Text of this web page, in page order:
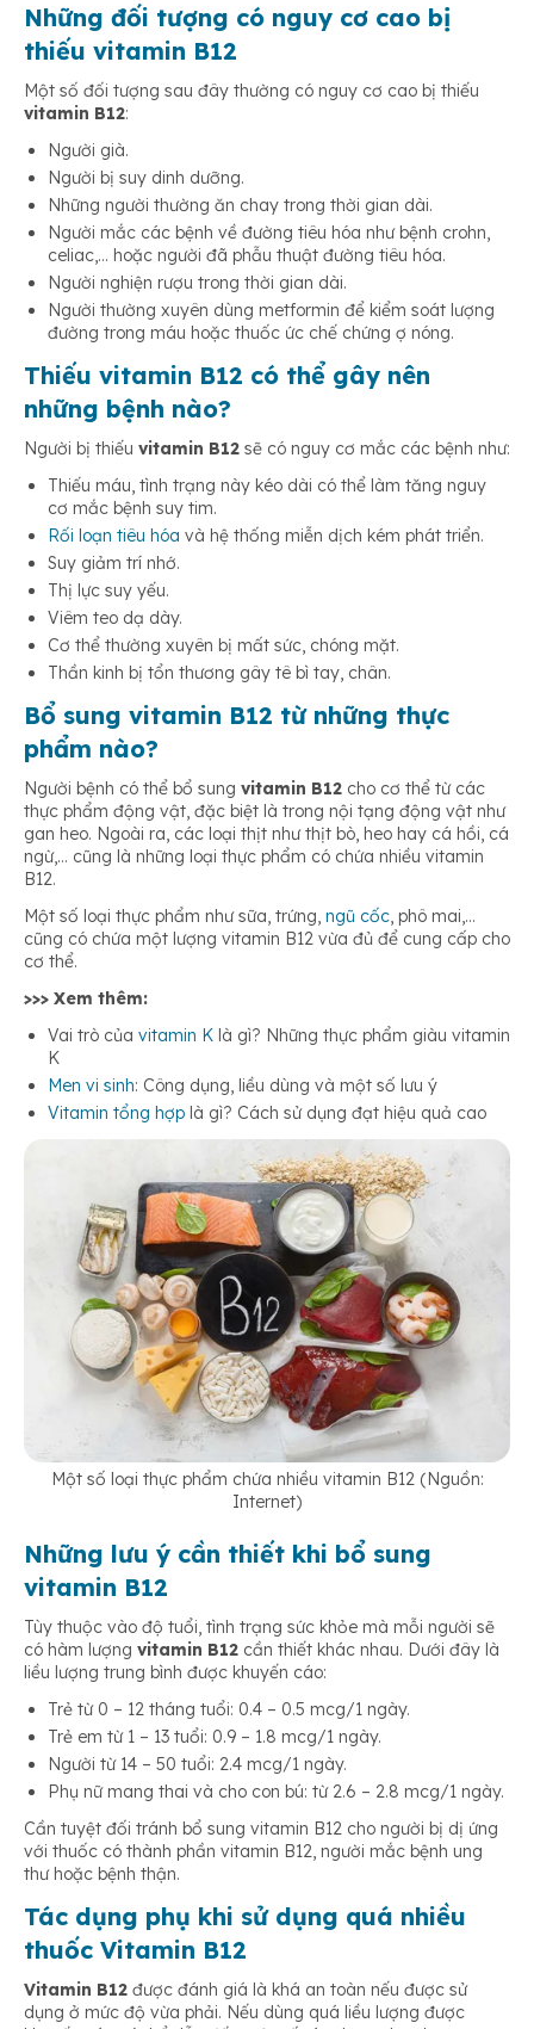
Những đối tượng có nguy cơ cao bị
thiếu vitamin B12
Một số đối tượng sau đây thường có nguy cơ cao bị thiếu
vitamin B12:
Người già.
Người bị suy dinh dưỡng.
Những người thường ăn chay trong thời gian dài.
Người mắc các bệnh về đường tiêu hóa như bệnh crohn,
celiac,… hoặc người đã phẫu thuật đường tiêu hóa.
Người nghiện rượu trong thời gian dài.
Người thường xuyên dùng metformin để kiểm soát lượng
đường trong máu hoặc thuốc ức chế chứng ợ nóng.
Thiếu vitamin B12 có thể gây nên
những bệnh nào?
Người bị thiếu vitamin B12 sẽ có nguy cơ mắc các bệnh như:
Thiếu máu, tình trạng này kéo dài có thể làm tăng nguy
cơ mắc bệnh suy tim.
Rối loạn tiêu hóa và hệ thống miễn dịch kém phát triển.
Suy giảm trí nhớ.
Thị lực suy yếu.
Viêm teo dạ dày.
Cơ thể thường xuyên bị mất sức, chóng mặt.
Thần kinh bị tổn thương gây tê bì tay, chân.
Bổ sung vitamin B12 từ những thực
phẩm nào?
Người bệnh có thể bổ sung vitamin B12 cho cơ thể từ các
thực phẩm động vật, đặc biệt là trong nội tạng động vật như
gan heo. Ngoài ra, các loại thịt như thịt bò, heo hay cá hồi, cá
ngừ,… cũng là những loại thực phẩm có chứa nhiều vitamin
B12.
Một số loại thực phẩm như sữa, trứng, ngũ cốc , phô mai,…
cũng có chứa một lượng vitamin B12 vừa đủ để cung cấp cho
cơ thể.
>>> Xem thêm:
Vai trò của vitamin K là gì? Những thực phẩm giàu vitamin
K
Men vi sinh: Công dụng, liều dùng và một số lưu ý
Vitamin tổng hợp là gì? Cách sử dụng đạt hiệu quả cao
Một số loại thực phẩm chứa nhiều vitamin B12 (Nguồn:
Internet)
Những lưu ý cần thiết khi bổ sung
vitamin B12
Tùy thuộc vào độ tuổi, tình trạng sức khỏe mà mỗi người sẽ
có hàm lượng vitamin B12 cần thiết khác nhau. Dưới đây là
liều lượng trung bình được khuyến cáo:
Trẻ từ 0 – 12 tháng tuổi: 0.4 – 0.5 mcg/1 ngày.
Trẻ em từ 1 – 13 tuổi: 0.9 – 1.8 mcg/1 ngày.
Người từ 14 – 50 tuổi: 2.4 mcg/1 ngày.
Phụ nữ mang thai và cho con bú: từ 2.6 – 2.8 mcg/1 ngày.
Cần tuyệt đối tránh bổ sung vitamin B12 cho người bị dị ứng
với thuốc có thành phần vitamin B12, người mắc bệnh ung
thư hoặc bệnh thận.
Tác dụng phụ khi sử dụng quá nhiều
thuốc Vitamin B12
Vitamin B12 được đánh giá là khá an toàn nếu được sử
dụng ở mức độ vừa phải. Nếu dùng quá liều lượng được